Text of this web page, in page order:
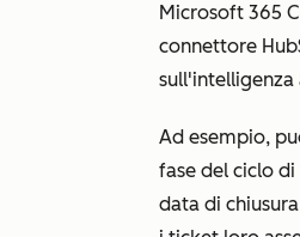
Microsoft 365
connettore
Ad esempio,
fase del ciclo
data di